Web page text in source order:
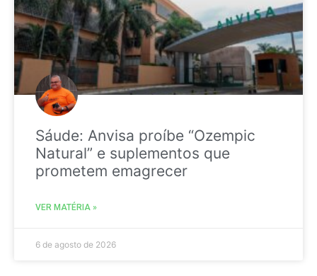
Sáude: Anvisa proíbe “Ozempic
Natural” e suplementos que
prometem emagrecer
VER MATÉRIA »
6 de agosto de 2026